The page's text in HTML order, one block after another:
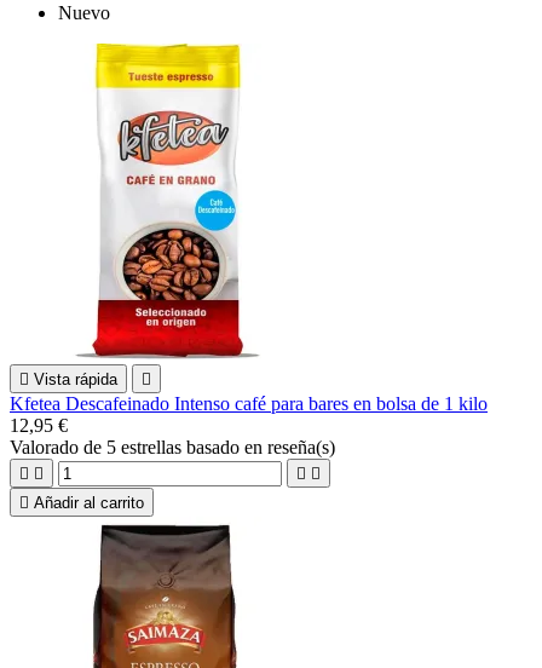
Nuevo
 Vista rápida 
Kfetea Descafeinado Intenso café para bares en bolsa de 1 kilo
12,95 €
Valorado de 5 estrellas basado en reseña(s)
   
 Añadir al carrito